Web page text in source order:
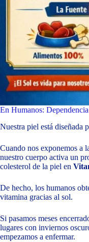
En Humanos:
Nuestra piel está diseñada
Cuando nos exponemos a
nuestro cuerpo activa un
colesterol de la piel en
De hecho, los humanos
vitamina gracias al sol.
Si pasamos meses
lugares con inviernos
empezamos a enfermar.